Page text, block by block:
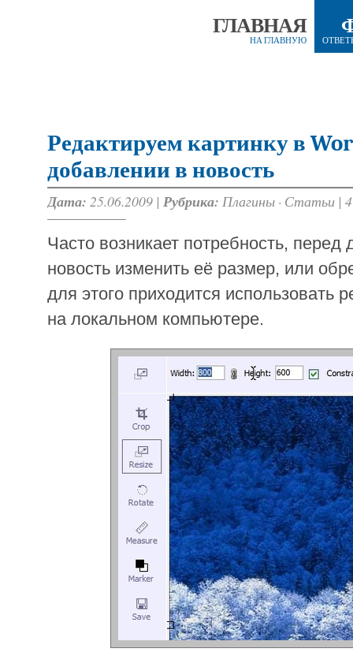
ГЛАВНАЯ
НА ГЛАВНУЮ
Редактируем картинку в
добавлении в новость
Дата: 25.06.2009 | Рубрика: Плагины · Статьи |
Часто возникает потребность, перед
новость изменить её размер, или
для этого приходится использовать
на локальном компьютере.